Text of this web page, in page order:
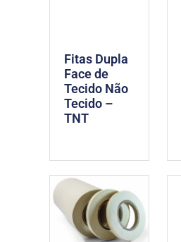
Fitas Dupla
Face de
Tecido Não
Tecido –
TNT